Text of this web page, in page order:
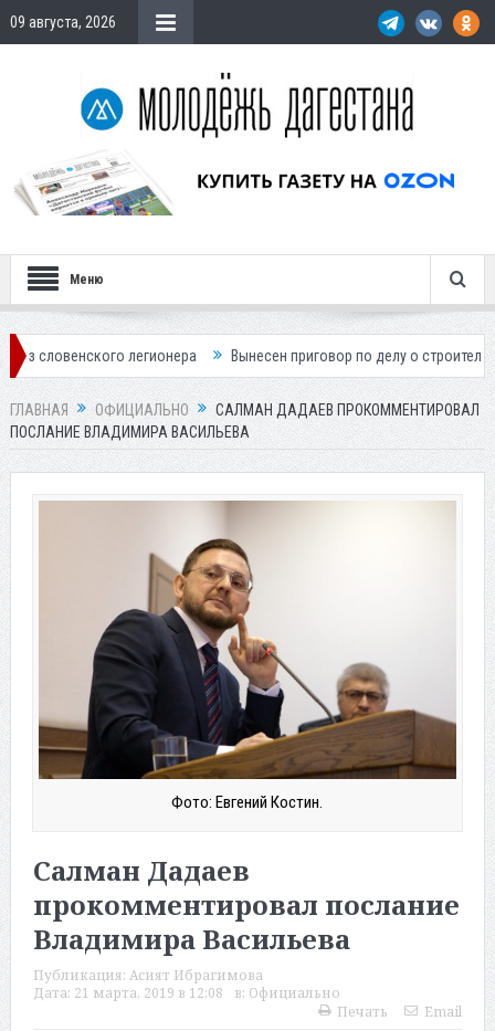
09 августа, 2026
Меню
легионера Вынесен приговор по делу о строительстве
ГЛАВНАЯ ОФИЦИАЛЬНО
САЛМАН ДАДАЕВ ПРОКОММЕНТИРОВАЛ
ПОСЛАНИЕ ВЛАДИМИРА ВАСИЛЬЕВА
Фото: Евгений Костин.
Салман Дадаев
прокомментировал послание
Владимира Васильева
Публикация: Асият Ибрагимова
Дата: 21 марта, 2019 в 12:08 в: Официально
Печать
Email